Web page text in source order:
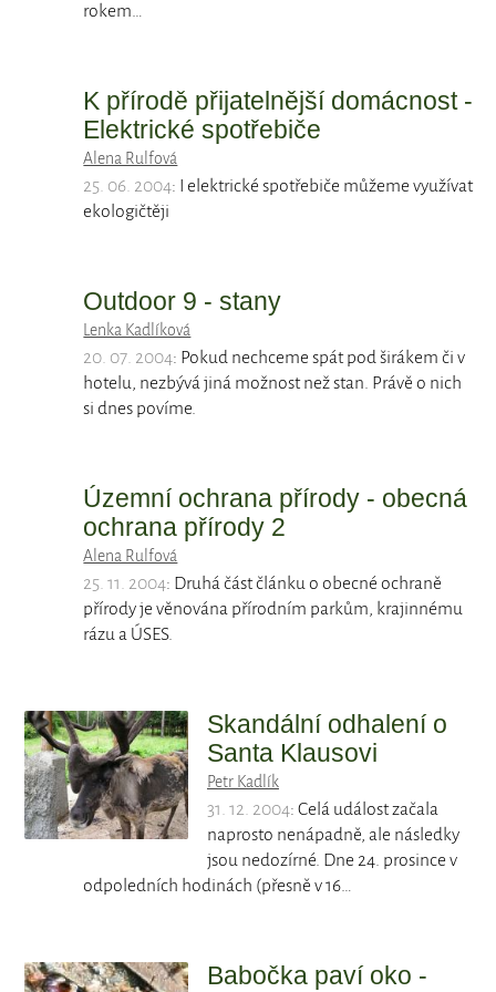
rokem…
K přírodě přijatelnější domácnost -
Elektrické spotřebiče
Alena Rulfová
25. 06. 2004: I elektrické spotřebiče můžeme využívat
ekologičtěji
Outdoor 9 - stany
Lenka Kadlíková
20. 07. 2004: Pokud nechceme spát pod širákem či v
hotelu, nezbývá jiná možnost než stan. Právě o nich
si dnes povíme.
Územní ochrana přírody - obecná
ochrana přírody 2
Alena Rulfová
25. 11. 2004: Druhá část článku o obecné ochraně
přírody je věnována přírodním parkům, krajinnému
rázu a ÚSES.
Skandální odhalení o
Santa Klausovi
Petr Kadlík
31. 12. 2004: Celá událost začala
naprosto nenápadně, ale následky
jsou nedozírné. Dne 24. prosince v
odpoledních hodinách (přesně v 16…
Babočka paví oko -